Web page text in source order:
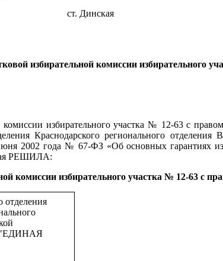
ст. Динская
избирательной комиссии избирательного
комиссии избирательного участка № 12-63 с
Краснодарского регионального
2002 года № 67-ФЗ «Об основных гарантиях
РЕШИЛА:
комиссии избирательного участка № 12-63 с
отделения
"ЕДИНАЯ